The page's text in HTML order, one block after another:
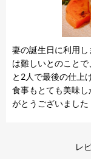
妻の誕生日に利用
は難しいとのこと
と2人で最後の仕上
食事もとても美味
がとうございました
レ